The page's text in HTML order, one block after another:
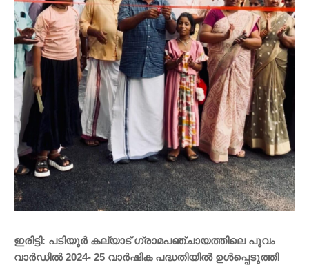
ഇരിട്ടി: പടിയൂര്‍ കല്യാട് ഗ്രാമപഞ്ചായത്തിലെ പൂവം
വാര്‍ഡില്‍ 2024- 25 വാര്‍ഷിക പദ്ധതിയില്‍ ഉള്‍പ്പെടുത്തി